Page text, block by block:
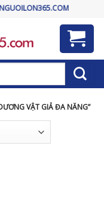
VẬT GIẢ ĐA NĂNG”